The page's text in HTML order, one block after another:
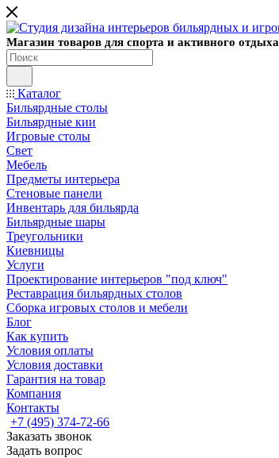
Магазин товаров для спорта и активного отдыха
Каталог
Бильярдные столы
Бильярдные кии
Игровые столы
Свет
Мебель
Предметы интерьера
Стеновые панели
Инвентарь для бильярда
Бильярдные шары
Треугольники
Киевницы
Услуги
Проектирование интерьеров "под ключ"
Реставрация бильярдных столов
Сборка игровых столов и мебели
Блог
Как купить
Условия оплаты
Условия доставки
Гарантия на товар
Компания
Контакты
+7 (495) 374-72-66
Заказать звонок
Задать вопрос